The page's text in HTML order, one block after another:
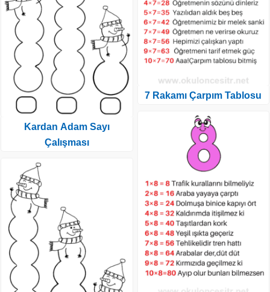
Kardan Adam Sayı
Çalışması
7 Rakamı Çarpım Tablosu